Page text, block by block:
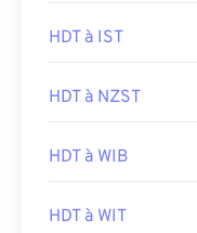
HDT à IST
HDT à NZST
HDT à WIB
HDT à WIT